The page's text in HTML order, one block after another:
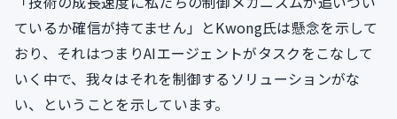
ているか確信が持てません」とKwong氏は懸念を示して
おり、それはつまりAIエージェントがタスクをこなして
いく中で、我々はそれを制御するソリューションがな
い、ということを示しています。